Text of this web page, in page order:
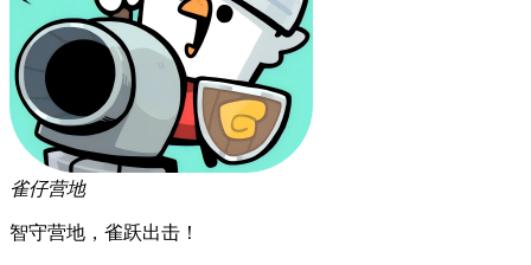
雀仔营地
智守营地，雀跃出击！